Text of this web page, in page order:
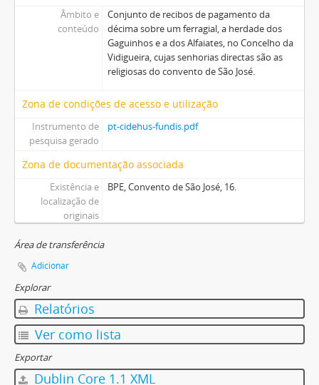
Âmbito e
conteúdo
Conjunto de recibos de pagamento da
décima sobre um ferragial, a herdade dos
Gaguinhos e a dos Alfaiates, no Concelho da
Vidigueira, cujas senhorias directas são as
religiosas do convento de São José.
Zona de condições de acesso e utilização
Instrumento de
pesquisa gerado
pt-cidehus-fundis.pdf
Zona de documentação associada
Existência e
localização de
originais
BPE, Convento de São José, 16.
Área de transferência
Adicionar
Explorar
Relatórios
Ver como lista
Exportar
Dublin Core 1.1 XML